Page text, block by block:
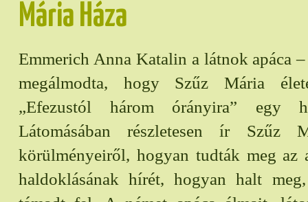
Mária Háza
Emmerich Anna Katalin a látnok apáca
megálmodta, hogy Szűz Mária
„Efezustól három órányira” egy
Látomásában részletesen ír Szűz
körülményeiről, hogyan tudták meg az
haldoklásának hírét, hogyan halt